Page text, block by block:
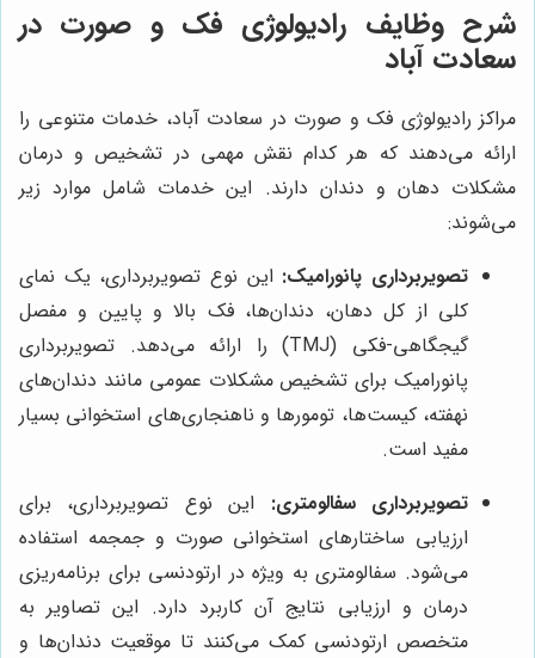
شرح وظایف رادیولوژی فک و صورت در
سعادت آباد
مراکز رادیولوژی فک و صورت در سعادت آباد، خدمات متنوعی را
ارائه می‌دهند که هر کدام نقش مهمی در تشخیص و درمان
مشکلات دهان و دندان دارند. این خدمات شامل موارد زیر
می‌شوند:
تصویربرداری پانورامیک: این نوع تصویربرداری، یک نمای
کلی از کل دهان، دندان‌ها، فک بالا و پایین و مفصل
گیجگاهی-فکی (TMJ) را ارائه می‌دهد. تصویربرداری
پانورامیک برای تشخیص مشکلات عمومی مانند دندان‌های
نهفته، کیست‌ها، تومورها و ناهنجاری‌های استخوانی بسیار
مفید است.
تصویربرداری سفالومتری: این نوع تصویربرداری، برای
ارزیابی ساختارهای استخوانی صورت و جمجمه استفاده
می‌شود. سفالومتری به ویژه در ارتودنسی برای برنامه‌ریزی
درمان و ارزیابی نتایج آن کاربرد دارد. این تصاویر به
متخصص ارتودنسی کمک می‌کنند تا موقعیت دندان‌ها و